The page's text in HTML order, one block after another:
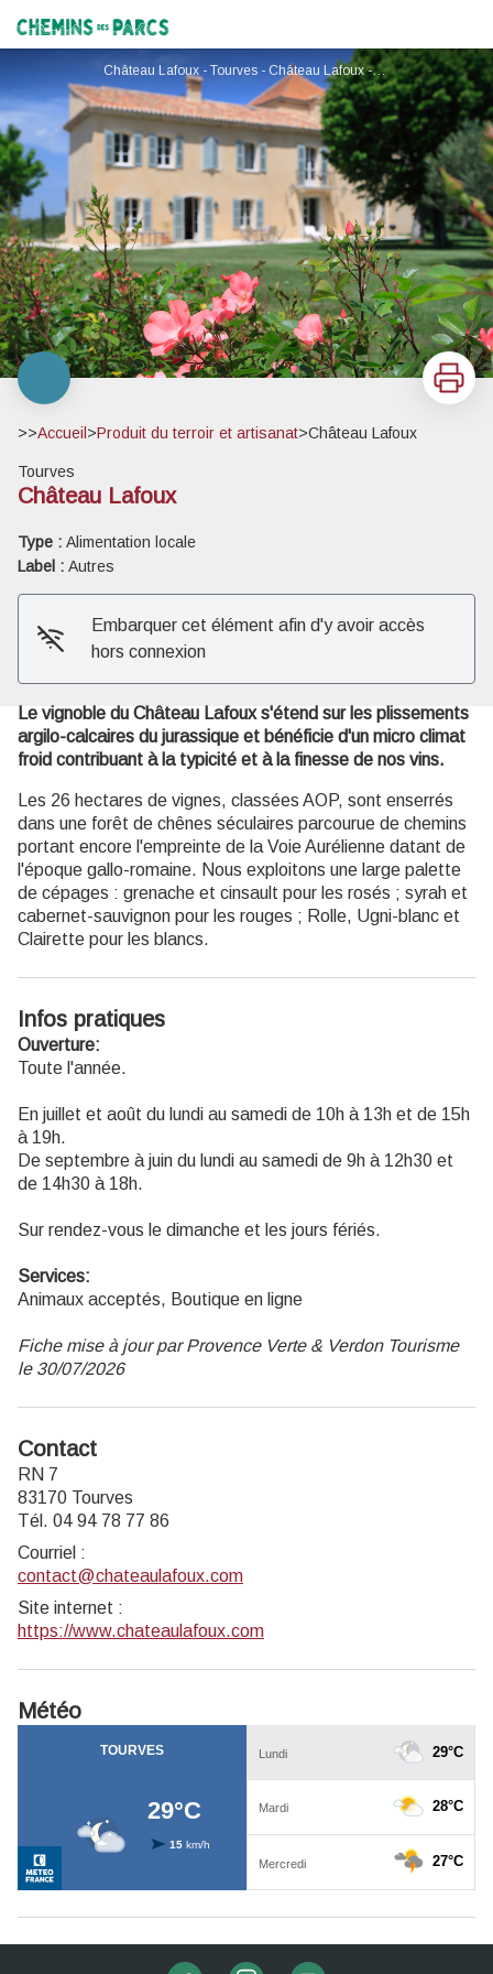
Chemins des Parcs
Château Lafoux - Tourves - Château Lafoux - Tourves
Imprimer
>>Accueil >Produit du terroir et artisanat>Château Lafoux
Tourves
Château Lafoux
Type : Alimentation locale
Label : Autres
Embarquer cet élément afin d'y avoir accès
hors connexion
Le vignoble du Château Lafoux s'étend sur les plissements
argilo-calcaires du jurassique et bénéficie d'un micro climat
froid contribuant à la typicité et à la finesse de nos vins.
Les 26 hectares de vignes, classées AOP, sont enserrés
dans une forêt de chênes séculaires parcourue de chemins
portant encore l'empreinte de la Voie Aurélienne datant de
l'époque gallo-romaine. Nous exploitons une large palette
de cépages : grenache et cinsault pour les rosés ; syrah et
cabernet-sauvignon pour les rouges ; Rolle, Ugni-blanc et
Clairette pour les blancs.
Infos pratiques
Ouverture:
Toute l'année.
En juillet et août du lundi au samedi de 10h à 13h et de 15h
à 19h.
De septembre à juin du lundi au samedi de 9h à 12h30 et
de 14h30 à 18h.
Sur rendez-vous le dimanche et les jours fériés.
Services:
Animaux acceptés, Boutique en ligne
Fiche mise à jour par Provence Verte & Verdon Tourisme
le 30/07/2026
Contact
RN 7
83170 Tourves
Tél. 04 94 78 77 86
Courriel :
contact@chateaulafoux.com
Site internet :
https://www.chateaulafoux.com
Météo